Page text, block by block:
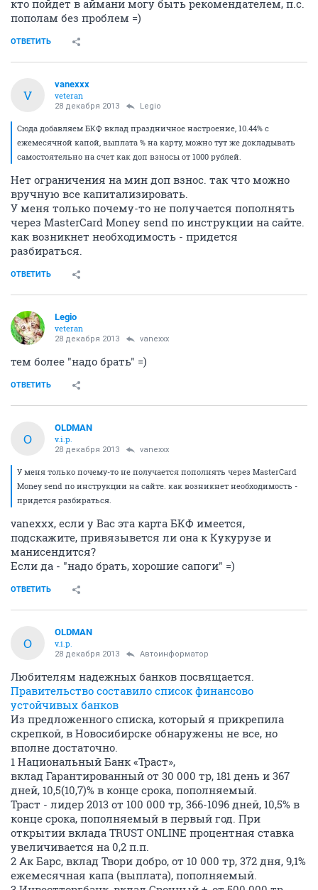
кто пойдет в аймани могу быть рекомендателем, п.с.
пополам без проблем =)
ОТВЕТИТЬ
V
vanexxx
veteran
28 декабря 2013 Legio
Сюда добавляем БКФ вклад праздничное настроение, 10.44% с
ежемесячной капой, выплата % на карту, можно тут же докладывать
самостоятельно на счет как доп взносы от 1000 рублей.
Нет ограничения на мин доп взнос. так что можно
вручную все капитализировать.
У меня только почему-то не получается пополнять
через MasterCard Money send по инструкции на сайте.
как возникнет необходимость - придется
разбираться.
ОТВЕТИТЬ
Legio
veteran
28 декабря 2013 vanexxx
тем более "надо брать" =)
ОТВЕТИТЬ
O
OLDMAN
v.i.p.
28 декабря 2013 vanexxx
У меня только почему-то не получается пополнять через MasterCard
Money send по инструкции на сайте. как возникнет необходимость -
придется разбираться.
vanexxx, если у Вас эта карта БКФ имеется,
подскажите, привязывется ли она к Кукурузе и
манисендится?
Если да - "надо брать, хорошие сапоги" =)
ОТВЕТИТЬ
O
OLDMAN
v.i.p.
28 декабря 2013 Автоинформатор
Любителям надежных банков посвящается.
Правительство составило список финансово
устойчивых банков
Из предложенного списка, который я прикрепила
скрепкой, в Новосибирске обнаружены не все, но
вполне достаточно.
1 Национальный Банк «Траст»,
вклад Гарантированный от 30 000 тр, 181 день и 367
дней, 10,5(10,7)% в конце срока, пополняемый.
Траст - лидер 2013 от 100 000 тр, 366-1096 дней, 10,5% в
конце срока, пополняемый в первый год. При
открытии вклада TRUST ONLINE процентная ставка
увеличивается на 0,2 п.п.
2 Ак Барс, вклад Твори добро, от 10 000 тр, 372 дня, 9,1%
ежемесячная капа (выплата), пополняемый.